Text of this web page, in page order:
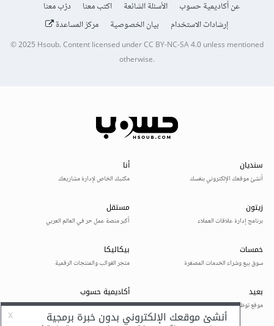
عن أكاديمية حسوب الأسئلة الشائعة اكتب معنا
درّب معنا
إرشادات الاستخدام
بيان الخصوصية مركز المساعدة
© 2025Hsoub.Content licensed underCC BY-NC-SA 4.0unless mentioned
otherwise.